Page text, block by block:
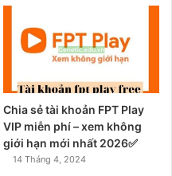
Chia sẻ tài khoản FPT Play
VIP miễn phí – xem không
giới hạn mới nhất 2026✅
14 Tháng 4, 2024